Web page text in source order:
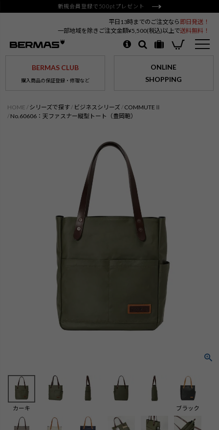
新規会員登録で500ptプレゼント
平日13時までのご注文なら 即日発送！
一部地域を除きご注文金額¥5,500(税込)以上で送料無料！
BERMAS CLUB
購入商品の保証登録・修理など
ONLINE
SHOPPING
HOME シリーズで探す ビジネスシリーズ
COMMUTEⅡ
No.60606：天ファスナー縦型トート（豊岡鞄）
カーキ ブラック